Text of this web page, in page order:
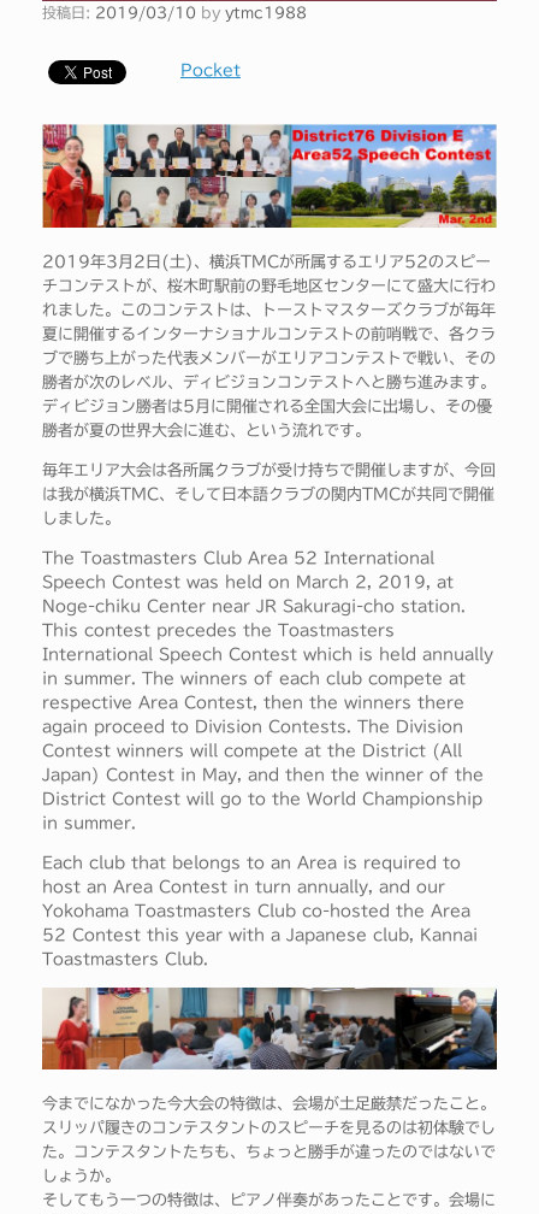
投稿日: 2019/03/10 by ytmc1988
Pocket
2019年3月2日(土)、横浜TMCが所属するエリア52のスピー
チコンテストが、桜木町駅前の野毛地区センターにて盛大に行わ
れました。このコンテストは、トーストマスターズクラブが毎年
夏に開催するインターナショナルコンテストの前哨戦で、各クラ
ブで勝ち上がった代表メンバーがエリアコンテストで戦い、その
勝者が次のレベル、ディビジョンコンテストへと勝ち進みます。
ディビジョン勝者は5月に開催される全国大会に出場し、その優
勝者が夏の世界大会に進む、という流れです。
毎年エリア大会は各所属クラブが受け持ちで開催しますが、今回
は我が横浜TMC、そして日本語クラブの関内TMCが共同で開催
しました。
The Toastmasters Club Area 52 International
Speech Contest was held on March 2, 2019, at
Noge-chiku Center near JR Sakuragi-cho station.
This contest precedes the Toastmasters
International Speech Contest which is held annually
in summer. The winners of each club compete at
respective Area Contest, then the winners there
again proceed to Division Contests. The Division
Contest winners will compete at the District (All
Japan) Contest in May, and then the winner of the
District Contest will go to the World Championship
in summer.
Each club that belongs to an Area is required to
host an Area Contest in turn annually, and our
Yokohama Toastmasters Club co-hosted the Area
52 Contest this year with a Japanese club, Kannai
Toastmasters Club.
今までになかった今大会の特徴は、会場が土足厳禁だったこと。
スリッパ履きのコンテスタントのスピーチを見るのは初体験でし
た。コンテスタントたちも、ちょっと勝手が違ったのではないで
しょうか。
そしてもう一つの特徴は、ピアノ伴奏があったことです。会場に